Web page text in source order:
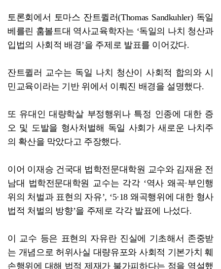
토론회에서 토마스 잔트퀼러(Thomas Sandkuhler) 독일
베를린 훔볼트대 역사교육학자는 ‘독일의 나치 청산과
입법의 사회적 배경’을 주제로 발표를 이어갔다.
잔트퀼러 교수는 독일 나치 청산이 사회적 합의와 시
민교육이라는 기반 위에서 이뤄진 배경을 설명했다.
또 유대인 대량학살 부정행위나 특정 인종에 대한 증
오 및 도발을 형사처벌해 독일 사회가 새로운 나치주
의 확산을 막았다고 주장했다.
이어 이재승 건국대 법학전문대학원 교수와 김재윤 전
남대 법학전문대학원 교수는 각각 ‘역사 왜곡·부인행
위의 처벌과 표현의 자유’, ‘5·18 왜곡행위에 대한 형사
법적 처벌의 방향’을 주제로 각각 발표에 나섰다.
이 교수 등은 표현의 자유란 진실에 기초해서 존중받
는 개념으로 허위사실 대량유포와 사회적 기본가치 훼
손행위에 대해 법적 제재가 불가피하다는 점을 역설했